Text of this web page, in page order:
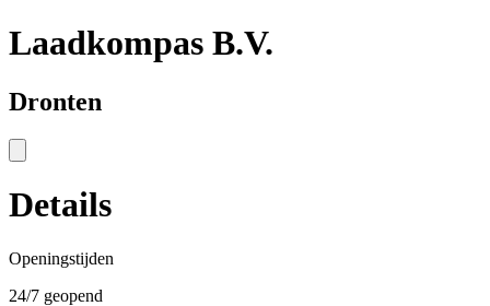
Laadkompas B.V.
Dronten
Details
Openingstijden
24/7 geopend